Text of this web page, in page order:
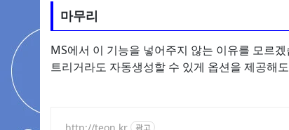
마무리
MS에서 이 기능을 넣어주지 않는 이유를 모르겠
트리거라도 자동생성할 수 있게 옵션을 제공해
http://teon.kr 광고